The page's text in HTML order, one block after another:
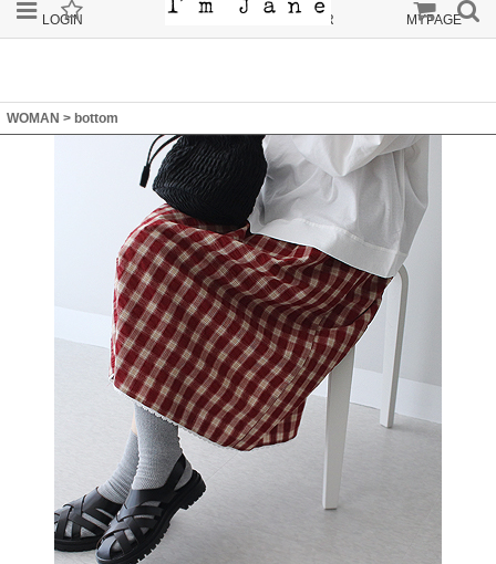
LOGIN ORDER MYPAGE
WOMAN > bottom